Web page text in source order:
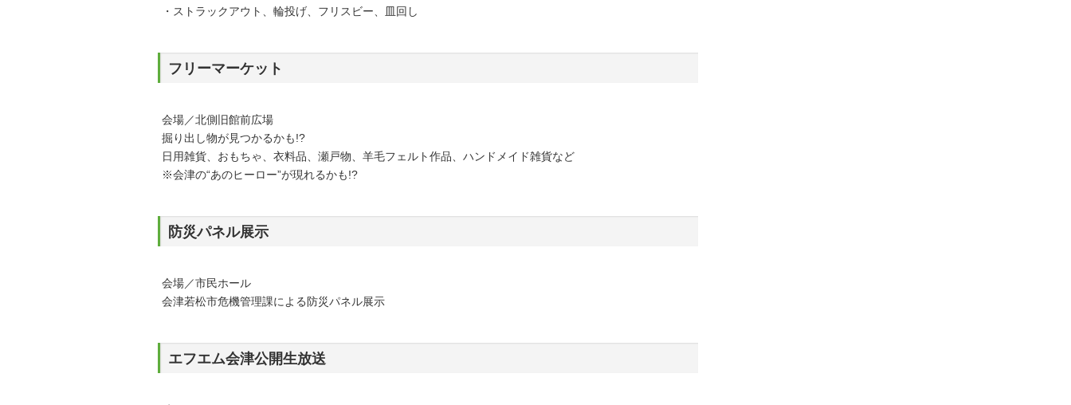
・ストラックアウト、輪投げ、フリスビー、皿回し
フリーマーケット
会場／北側旧館前広場
掘り出し物が見つかるかも!?
日用雑貨、おもちゃ、衣料品、瀬戸物、羊毛フェルト作品、ハンドメイド雑貨など
※会津の“あのヒーロー”が現れるかも!?
防災パネル展示
会場／市民ホール
会津若松市危機管理課による防災パネル展示
エフエム会津公開生放送